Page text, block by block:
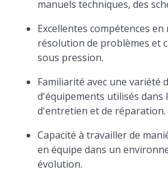
manuels techniques, des
Excellentes compétences en
résolution de problèmes et
sous pression.
Familiarité avec une variété
d'équipements utilisés dans
d'entretien et de réparation.
Capacité à travailler de
en équipe dans un
évolution.